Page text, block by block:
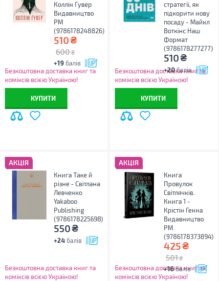
Коллін Гувер
Видавництво
РМ
(9786178248826)
510₴
600 ₴
+19 балів
Безкоштовна доставка книг та
коміксів всією Україною!
КУПИТИ
стратегії, як
підкорити нову
посаду - Майкл
Воткінс Наш
Формат
(9786178277277)
510₴
+20балів
Безкоштовна доставка книг та
коміксів всією Україною!
КУПИТИ
АКЦІЯ
Книга Таке й
різне - Світлана
Левченко
Yakaboo
Publishing
(9786178225698)
550₴
+24 балів
Безкоштовна доставка книг та
коміксів всією Україною!
АКЦІЯ
Книга
Провулок
Світлячків.
Книга 1 -
Крістін Генна
Видавництво
РМ
(9786178373894)
425₴
501 ₴
+16балів
Безкоштовна доставка книг та
коміксів всією Україною!